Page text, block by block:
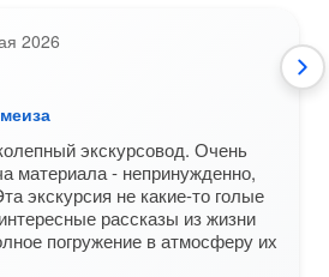
2026
экскурсовод. Очень
материала - непринужденно,
экскурсия не какие-то голые
рассказы из жизни
погружение в атмосферу их